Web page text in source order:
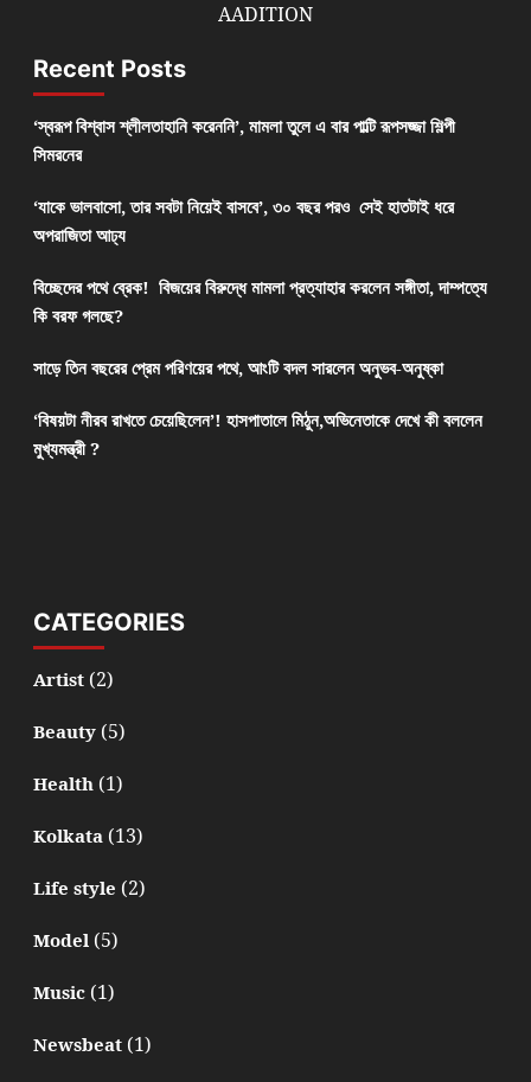
AADITION
Recent Posts
‘স্বরূপ বিশ্বাস শ্লীলতাহানি করেননি’, মামলা তুলে এ বার পাল্টি রূপসজ্জা শিল্পী
সিমরনের
‘যাকে ভালবাসো, তার সবটা নিয়েই বাসবে’, ৩০ বছর পরও সেই হাতটাই ধরে
অপরাজিতা আঢ্য
বিচ্ছেদের পথে ব্রেক! বিজয়ের বিরুদ্ধে মামলা প্রত্যাহার করলেন সঙ্গীতা, দাম্পত্যে
কি বরফ গলছে?
সাড়ে তিন বছরের প্রেম পরিণয়ের পথে, আংটি বদল সারলেন অনুভব-অনুষ্কা
‘বিষয়টা নীরব রাখতে চেয়েছিলেন’! হাসপাতালে মিঠুন,অভিনেতাকে দেখে কী বললেন
মুখ্যমন্ত্রী ?
CATEGORIES
Artist(2)
Beauty(5)
Health(1)
Kolkata(13)
Life style (2)
Model(5)
Music(1)
Newsbeat(1)